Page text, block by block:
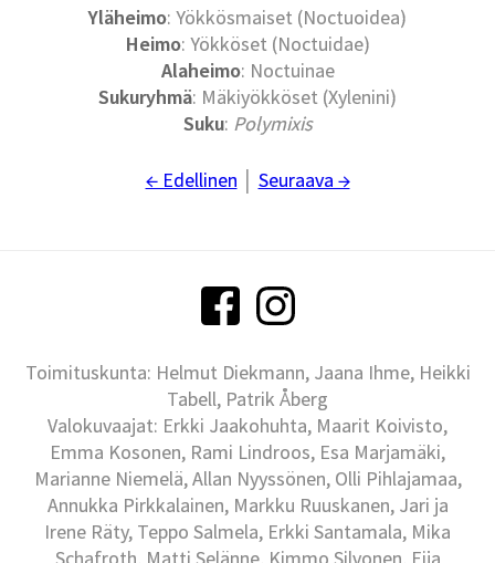
Yläheimo: Yökkösmaiset (Noctuoidea)
Heimo: Yökköset (Noctuidae)
Alaheimo: Noctuinae
Sukuryhmä: Mäkiyökköset (Xylenini)
Suku: Polymixis
← Edellinen Seuraava →
Toimituskunta: Helmut Diekmann, Jaana Ihme, Heikki
Tabell, Patrik Åberg
Valokuvaajat: Erkki Jaakohuhta, Maarit Koivisto,
Emma Kosonen, Rami Lindroos, Esa Marjamäki,
Marianne Niemelä, Allan Nyyssönen, Olli Pihlajamaa,
Annukka Pirkkalainen, Markku Ruuskanen, Jari ja
Irene Räty, Teppo Salmela, Erkki Santamala, Mika